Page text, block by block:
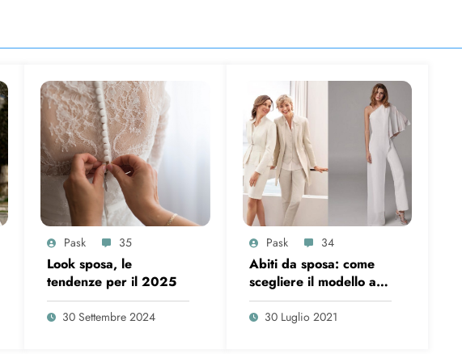
Pask 35
Look sposa, le
tendenze per il 2025
30 Settembre 2024
Pask 34
Abiti da sposa: come
scegliere il modello a
seconda dell’età
30 Luglio 2021